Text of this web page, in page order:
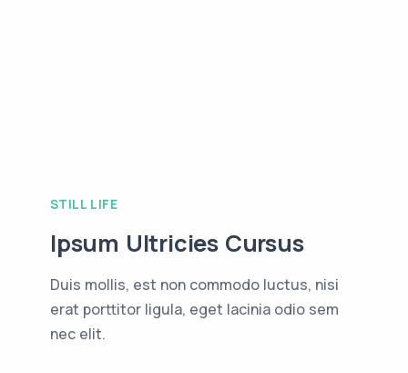
STILL LIFE
Ipsum Ultricies Cursus
Duis mollis, est non commodo luctus, nisi
erat porttitor ligula, eget lacinia odio sem
nec elit.